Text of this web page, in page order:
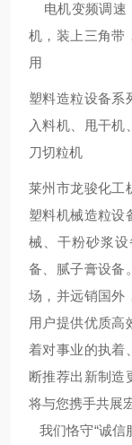
电机变频调速
机，装上三角带
用
塑料造粒设备系
入料机、甩干机
刀切粒机
莱州市龙骏化工
塑料机械造粒设
械、干粉砂浆
备、腻子膏设备
场，并远销国外
用户提供优质高
着对事业的执着
断推荐出新制造
将与您携手共展
我们恪守“诚信